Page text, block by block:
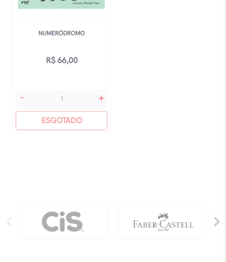
NUMERÓDROMO
R$66,00
Numeródromo
- +
ESGOTADO